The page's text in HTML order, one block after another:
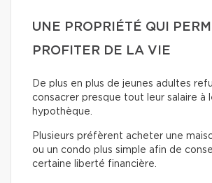
UNE PROPRIÉTÉ QUI
PROFITER DE LA VIE
De plus en plus de jeunes adultes
consacrer presque tout leur salaire à
hypothèque.
Plusieurs préfèrent acheter une
ou un condo plus simple afin de
certaine liberté financière.